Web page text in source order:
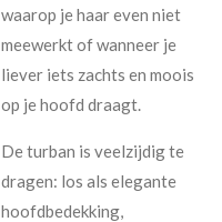
waarop je haar even niet
meewerkt of wanneer je
liever iets zachts en moois
op je hoofd draagt.
De turban is veelzijdig te
dragen: los als elegante
hoofdbedekking,